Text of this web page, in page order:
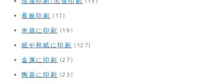
看板印刷 (17)
米袋に印刷 (19)
紙や和紙に印刷 (127)
金属に印刷 (27)
陶器に印刷 (23)